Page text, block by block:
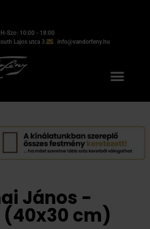
H-Szo: 10:00 - 18:00
Lajos utca 3.
info@vandorfeny.hu
János -
(40x30 cm)